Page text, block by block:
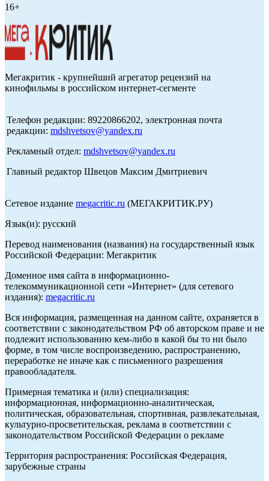
16+
Мегакритик - крупнейший агрегатор рецензий на
кинофильмы в российском интернет-сегменте
Телефон редакции: 89220866202, электронная почта
редакции: mdshvetsov@yandex.ru
Рекламный отдел: mdshvetsov@yandex.ru
Главный редактор Швецов Максим Дмитриевич
Сетевое издание megacritic.ru (МЕГАКРИТИК.РУ)
Язык(и): русский
Перевод наименования (названия) на государственный язык
Российской Федерации: Мегакритик
Доменное имя сайта в информационно-
телекоммуникационной сети «Интернет» (для сетевого
издания): megacritic.ru
Вся информация, размещенная на данном сайте, охраняется в
соответствии с законодательством РФ об авторском праве и не
подлежит использованию кем-либо в какой бы то ни было
форме, в том числе воспроизведению, распространению,
переработке не иначе как с письменного разрешения
правообладателя.
Примерная тематика и (или) специализация:
информационная, информационно-аналитическая,
политическая, образовательная, спортивная, развлекательная,
культурно-просветительская, реклама в соответствии с
законодательством Российской Федерации о рекламе
Территория распространения: Российская Федерация,
зарубежные страны